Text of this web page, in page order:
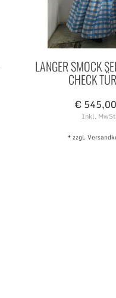
LANGER SMOCK
CHECK
€
Inkl.
* zzgl.